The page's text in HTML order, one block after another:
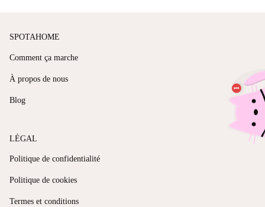
SPOTAHOME
Comment ça marche
À propos de nous
Blog
LÉGAL
Politique de confidentialité
Politique de cookies
Termes et conditions